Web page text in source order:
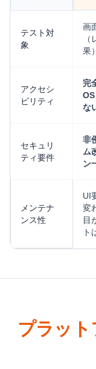
テスト対
象
画
果）
アクセシ
ビリティ
完
な
セキュリ
ティ要件
非
ム
ン
メンテナ
ンス性
UI
変
目
ト
プラット